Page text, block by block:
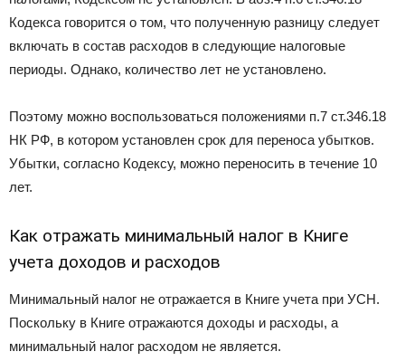
Кодекса говорится о том, что полученную разницу следует
включать в состав расходов в следующие налоговые
периоды. Однако, количество лет не установлено.
Поэтому можно воспользоваться положениями п.7 ст.346.18
НК РФ, в котором установлен срок для переноса убытков.
Убытки, согласно Кодексу, можно переносить в течение 10
лет.
Как отражать минимальный налог в Книге
учета доходов и расходов
Минимальный налог не отражается в Книге учета при УСН.
Поскольку в Книге отражаются доходы и расходы, а
минимальный налог расходом не является.